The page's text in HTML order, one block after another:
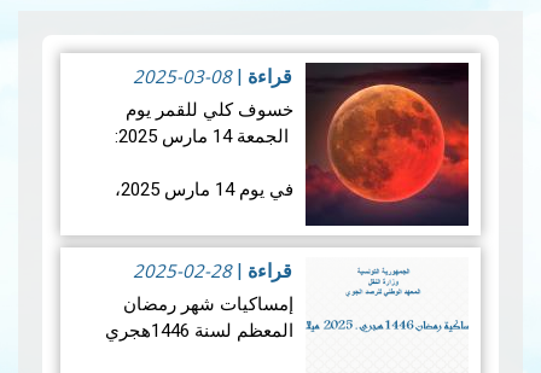
قراءة |
2025-03-08
خسوف كلي للقمر يوم
الجمعة 14 مارس 2025:
في يوم 14 مارس 2025،
للقمر، حيث سيدخل القمر
بالكامل في ظل الأرض. وما
يميز هذا الحدث الفلكي هو
تزامنه مع منتصف شه…
قراءة |
2025-02-28
إمساكيات شهر رمضان
المعظم لسنة 1446هجري